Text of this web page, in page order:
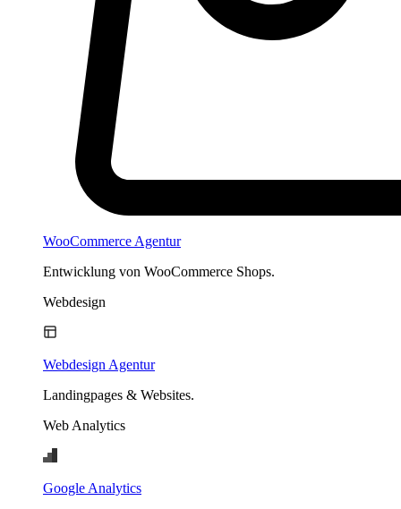
WooCommerce Agentur
Entwicklung von WooCommerce Shops.
Webdesign
Webdesign Agentur
Landingpages & Websites.
Web Analytics
Google Analytics